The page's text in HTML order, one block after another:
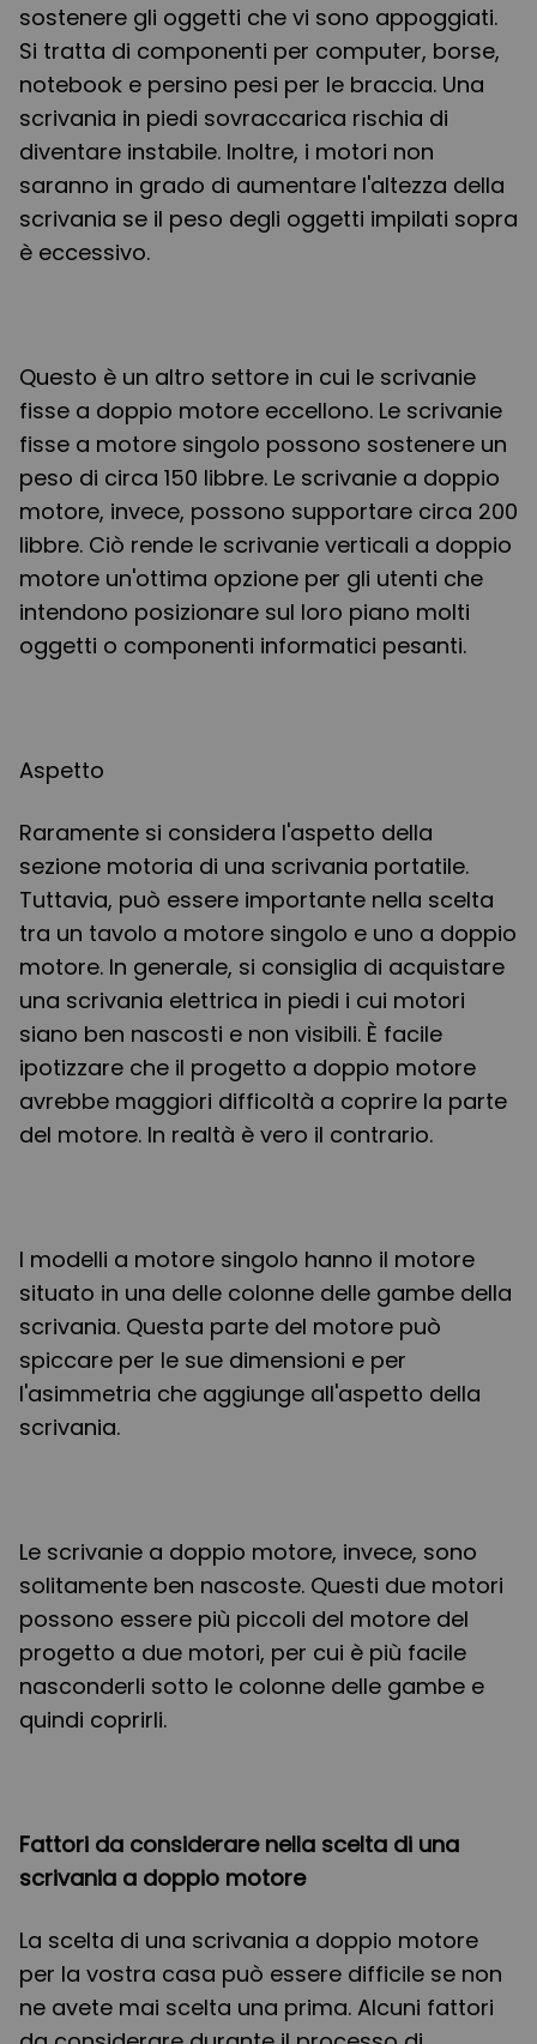
sostenere gli oggetti che vi sono appoggiati.
Si tratta di componenti per computer, borse,
notebook e persino pesi per le braccia. Una
scrivania in piedi sovraccarica rischia di
diventare instabile. Inoltre, i motori non
saranno in grado di aumentare l'altezza della
scrivania se il peso degli oggetti impilati sopra
è eccessivo.
Questo è un altro settore in cui le scrivanie
fisse a doppio motore eccellono. Le scrivanie
fisse a motore singolo possono sostenere un
peso di circa 150 libbre. Le scrivanie a doppio
motore, invece, possono supportare circa 200
libbre. Ciò rende le scrivanie verticali a doppio
motore un'ottima opzione per gli utenti che
intendono posizionare sul loro piano molti
oggetti o componenti informatici pesanti.
Aspetto
Raramente si considera l'aspetto della
sezione motoria di una scrivania portatile.
Tuttavia, può essere importante nella scelta
tra un tavolo a motore singolo e uno a doppio
motore. In generale, si consiglia di acquistare
una scrivania elettrica in piedi i cui motori
siano ben nascosti e non visibili. È facile
ipotizzare che il progetto a doppio motore
avrebbe maggiori difficoltà a coprire la parte
del motore. In realtà è vero il contrario.
I modelli a motore singolo hanno il motore
situato in una delle colonne delle gambe della
scrivania. Questa parte del motore può
spiccare per le sue dimensioni e per
l'asimmetria che aggiunge all'aspetto della
scrivania.
Le scrivanie a doppio motore, invece, sono
solitamente ben nascoste. Questi due motori
possono essere più piccoli del motore del
progetto a due motori, per cui è più facile
nasconderli sotto le colonne delle gambe e
quindi coprirli.
Fattori da considerare nella scelta di una
scrivania a doppio motore
La scelta di una scrivania a doppio motore
per la vostra casa può essere difficile se non
ne avete mai scelta una prima. Alcuni fattori